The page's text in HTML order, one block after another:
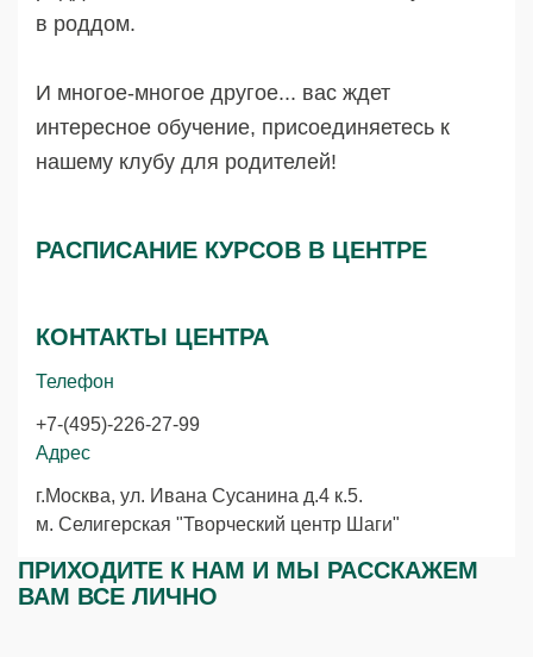
в роддом.
И многое-многое другое... вас ждет
интересное обучение, присоединяетесь к
нашему клубу для родителей!
РАСПИСАНИЕ КУРСОВ В ЦЕНТРЕ
КОНТАКТЫ ЦЕНТРА
Телефон
+7-(495)-226-27-99
Адрес
г.Москва, ул. Ивана Сусанина д.4 к.5.
м. Селигерская "Творческий центр Шаги"
ПРИХОДИТЕ К НАМ И МЫ РАССКАЖЕМ
ВАМ ВСЕ ЛИЧНО